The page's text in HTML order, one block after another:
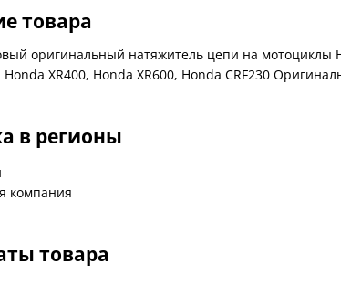
товара
оригинальный натяжитель цепи на мотоциклы
Honda XR400, Honda XR600, Honda CRF230
в регионы
компания
товара